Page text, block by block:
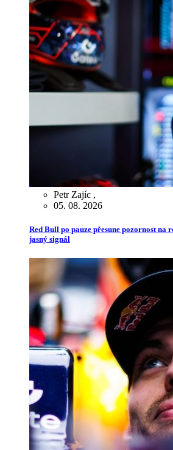
Petr Zajíc ,
05. 08. 2026
Red Bull po pauze přesune pozornost na
jasný signál